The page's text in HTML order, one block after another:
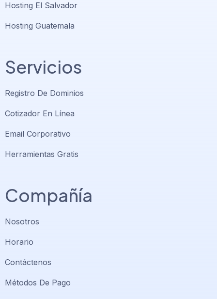
Hosting El Salvador
Hosting Guatemala
Servicios
Registro De Dominios
Cotizador En Línea
Email Corporativo
Herramientas Gratis
Compañía
Nosotros
Horario
Contáctenos
Métodos De Pago